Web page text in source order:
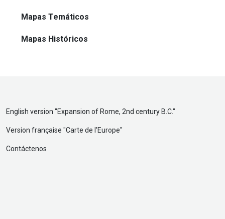
Mapas Temáticos
Mapas Históricos
English version "Expansion of Rome, 2nd century B.C."
Version française "Carte de l'Europe"
Contáctenos